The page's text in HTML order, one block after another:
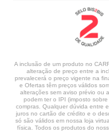
A inclusão de um produto no
alteração de preço entre a
prevalecerá o preço vigente na
e Ofertas têm preços válidos
alterações sem aviso prévio ou
podem ter o IPI (imposto
compras. Qualquer dúvida entre
juros no cartão de crédito e o
só são válidos em nossa loja
física. Todos os produtos do